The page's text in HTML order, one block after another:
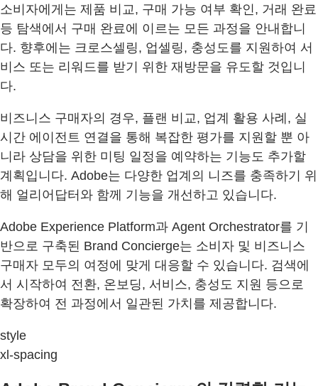
소비자에게는 제품 비교, 구매 가능 여부 확인, 거래 완료
등 탐색에서 구매 완료에 이르는 모든 과정을 안내합니
다. 향후에는 크로스셀링, 업셀링, 충성도를 지원하여 서
비스 또는 리워드를 받기 위한 재방문을 유도할 것입니
다.
비즈니스 구매자의 경우, 플랜 비교, 업계 활용 사례, 실
시간 에이전트 연결을 통해 복잡한 평가를 지원할 뿐 아
니라 상담을 위한 미팅 일정을 예약하는 기능도 추가할
계획입니다. Adobe는 다양한 업계의 니즈를 충족하기 위
해 얼리어답터와 함께 기능을 개선하고 있습니다.
Adobe Experience Platform과 Agent Orchestrator를 기
반으로 구축된 Brand Concierge는 소비자 및 비즈니스
구매자 모두의 여정에 맞게 대응할 수 있습니다. 검색에
서 시작하여 전환, 온보딩, 서비스, 충성도 지원 등으로
확장하여 전 과정에서 일관된 가치를 제공합니다.
style
xl-spacing